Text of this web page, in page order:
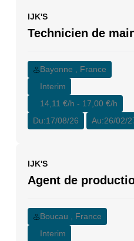
IJK'S
Technicien de
Bayonne , France
Interim
14,11 €/h - 17,00 €/h
Du:17/08/26 Au:26/02/
IJK'S
Agent de
Boucau , France
Interim